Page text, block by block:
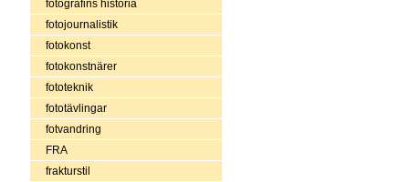
fotografins historia
fotojournalistik
fotokonst
fotokonstnärer
fototeknik
fototävlingar
fotvandring
FRA
frakturstil